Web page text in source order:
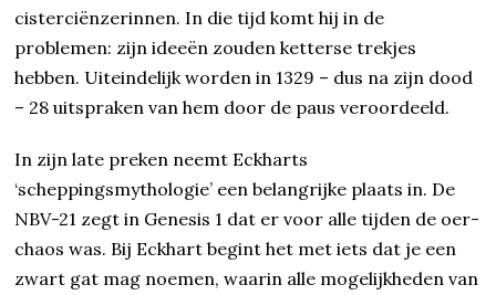
cisterciënzerinnen. In die tijd komt hij in de
problemen: zijn ideeën zouden ketterse trekjes
hebben. Uiteindelijk worden in 1329 – dus na zijn dood
– 28 uitspraken van hem door de paus veroordeeld.
In zijn late preken neemt Eckharts
‘scheppingsmythologie’ een belangrijke plaats in. De
NBV-21 zegt in Genesis 1 dat er voor alle tijden de oer-
chaos was. Bij Eckhart begint het met iets dat je een
zwart gat mag noemen, waarin alle mogelijkheden van